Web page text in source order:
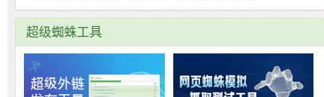
超级蜘蛛工具